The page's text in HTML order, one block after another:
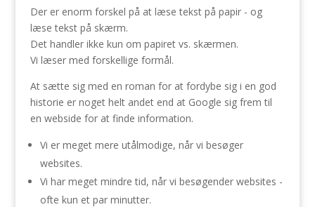
Der er enorm forskel på at læse tekst på papir - og
læse tekst på skærm.
Det handler ikke kun om papiret vs. skærmen.
Vi læser med forskellige formål.
At sætte sig med en roman for at fordybe sig i en god
historie er noget helt andet end at Google sig frem til
en webside for at finde information.
Vi er meget mere utålmodige, når vi besøger
websites.
Vi har meget mindre tid, når vi besøgender websites -
ofte kun et par minutter.